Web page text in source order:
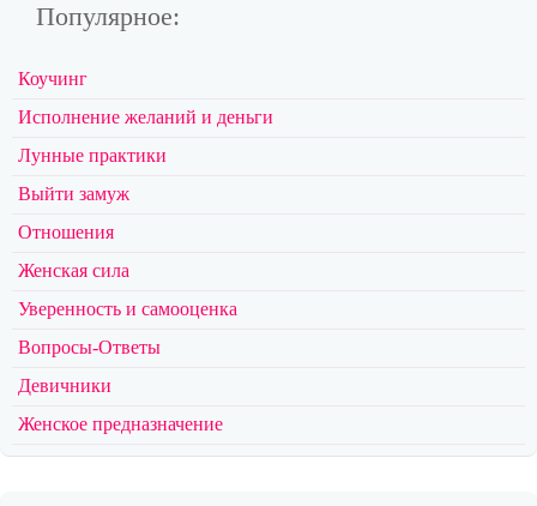
Популярное:
Коучинг
Исполнение желаний и деньги
Лунные практики
Выйти замуж
Отношения
Женская сила
Уверенность и самооценка
Вопросы-Ответы
Девичники
Женское предназначение